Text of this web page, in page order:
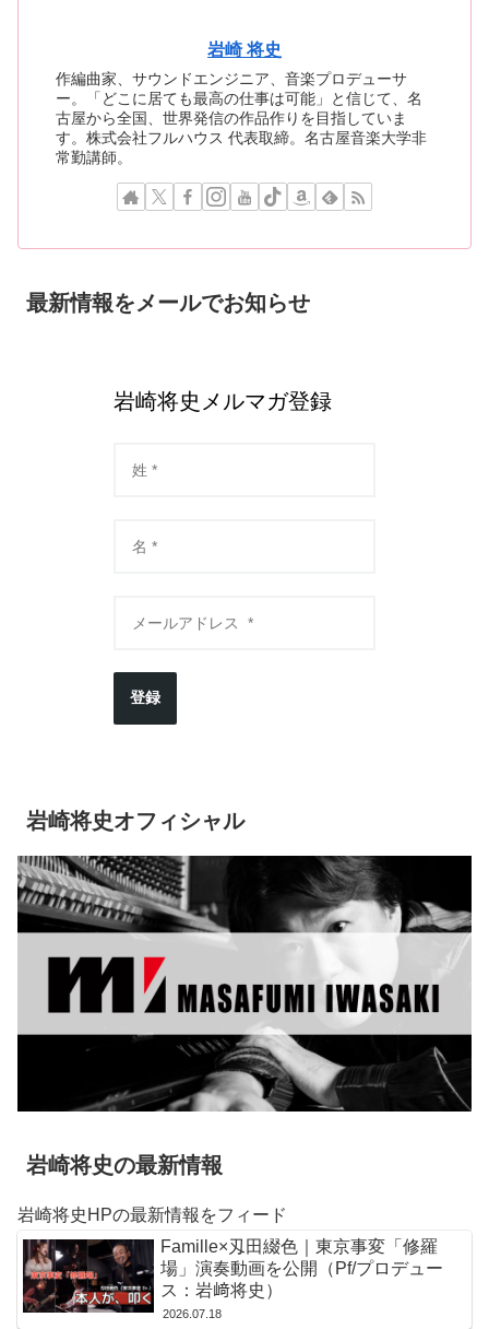
岩崎 将史
作編曲家、サウンドエンジニア、音楽プロデューサ
ー。「どこに居ても最高の仕事は可能」と信じて、名
古屋から全国、世界発信の作品作りを目指していま
す。株式会社フルハウス 代表取締。名古屋音楽大学非
常勤講師。
最新情報をメールでお知らせ
岩崎将史メルマガ登録
登録
岩崎将史オフィシャル
岩崎将史の最新情報
岩崎将史HPの最新情報をフィード
Famille×刄田綴色｜東京事変「修羅
場」演奏動画を公開（Pf/プロデュー
ス：岩﨑将史）
2026.07.18